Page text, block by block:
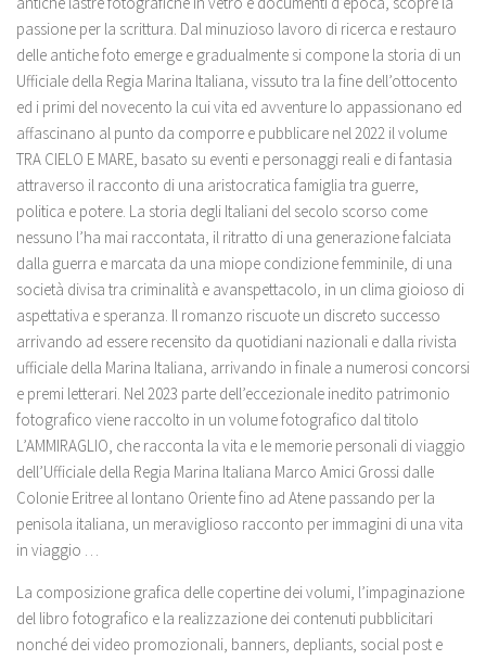
passione per la scrittura. Dal minuzioso lavoro di ricerca e restauro
delle antiche foto emerge e gradualmente si compone la storia di un
Ufficiale della Regia Marina Italiana, vissuto tra la fine dell’ottocento
ed i primi del novecento la cui vita ed avventure lo appassionano ed
affascinano al punto da comporre e pubblicare nel 2022 il volume
TRA CIELO E MARE, basato su eventi e personaggi reali e di fantasia
attraverso il racconto di una aristocratica famiglia tra guerre,
politica e potere. La storia degli Italiani del secolo scorso come
nessuno l’ha mai raccontata, il ritratto di una generazione falciata
dalla guerra e marcata da una miope condizione femminile, di una
società divisa tra criminalità e avanspettacolo, in un clima gioioso di
aspettativa e speranza. Il romanzo riscuote un discreto successo
arrivando ad essere recensito da quotidiani nazionali e dalla rivista
ufficiale della Marina Italiana, arrivando in finale a numerosi concorsi
e premi letterari. Nel 2023 parte dell’eccezionale inedito patrimonio
fotografico viene raccolto in un volume fotografico dal titolo
L’AMMIRAGLIO, che racconta la vita e le memorie personali di viaggio
dell’Ufficiale della Regia Marina Italiana Marco Amici Grossi dalle
Colonie Eritree al lontano Oriente fino ad Atene passando per la
penisola italiana, un meraviglioso racconto per immagini di una vita
in viaggio …
La composizione grafica delle copertine dei volumi, l’impaginazione
del libro fotografico e la realizzazione dei contenuti pubblicitari
nonché dei video promozionali, banners, depliants, social post e